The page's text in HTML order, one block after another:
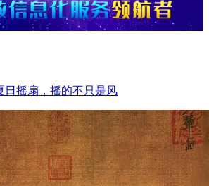
日摇扇，摇的不只是风